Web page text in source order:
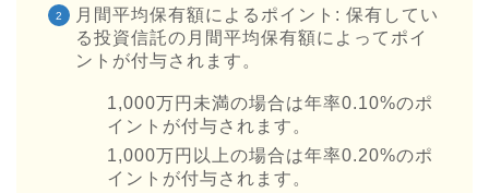
月間平均保有額によるポイント: 保有してい
る投資信託の月間平均保有額によってポイ
ントが付与されます。
1,000万円未満の場合は年率0.10%のポ
イントが付与されます。
1,000万円以上の場合は年率0.20%のポ
イントが付与されます。